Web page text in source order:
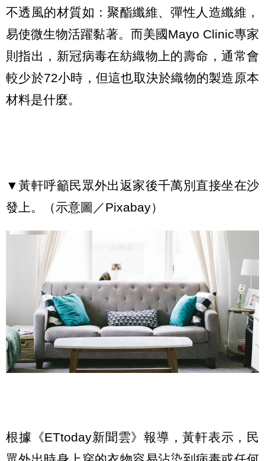
不透風的材質如：聚酯纖維、彈性人造纖維，
易使微生物活躍黏著。而美國Mayo Clinic專家
則指出，新冠病毒在紡織物上的壽命，通常會
較少於72小時，但這也取決於織物的製造原本
材料是什麼。
▼黃軒呼籲民眾外出返家後千萬別直接坐在沙
發上。（示意圖／Pixabay）
根據《ETtoday新聞雲》報導，黃軒表示，民